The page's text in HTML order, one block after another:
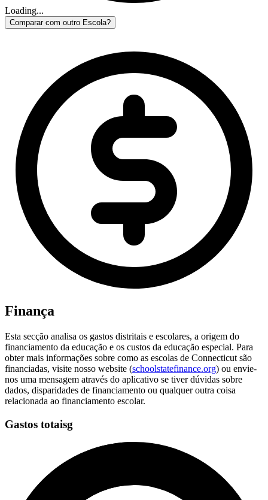
Loading...
Comparar com outro Escola?
Finança
Esta secção analisa os gastos distritais e escolares, a origem do
financiamento da educação e os custos da educação especial. Para
obter mais informações sobre como as escolas de Connecticut são
financiadas, visite nosso website (schoolstatefinance.org) ou envie-
nos uma mensagem através do aplicativo se tiver dúvidas sobre
dados, disparidades de financiamento ou qualquer outra coisa
relacionada ao financiamento escolar.
Gastos totaisg